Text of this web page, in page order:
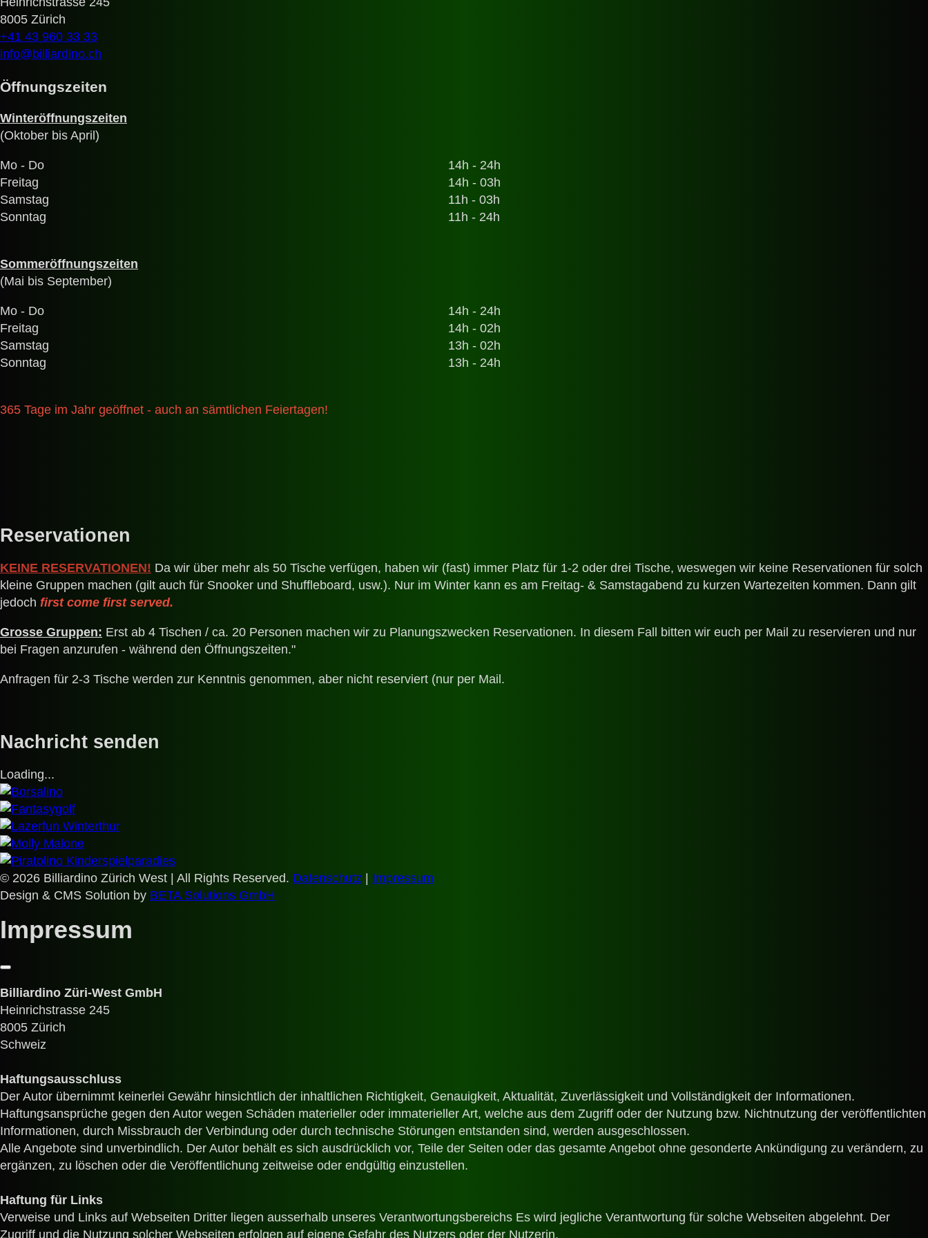
8005 Zürich
+41 43 960 33 33
info@billiardino.ch
Öffnungszeiten
Winteröffnungszeiten
(Oktober bis April)
Mo - Do
14h - 24h
Freitag
14h - 03h
Samstag
11h - 03h
Sonntag
11h - 24h
Sommeröffnungszeiten
(Mai bis September)
Mo - Do
14h - 24h
Freitag
14h - 02h
Samstag
13h - 02h
Sonntag
13h - 24h
365 Tage im Jahr geöffnet - auch an sämtlichen Feiertagen!
Reservationen
KEINE RESERVATIONEN! Da wir über mehr als 50 Tische verfügen, haben wir (fast) immer Platz für 1-2 oder drei Tische, weswegen wir keine Reservationen für solch
kleine Gruppen machen (gilt auch für Snooker und Shuffleboard, usw.). Nur im Winter kann es am Freitag- & Samstagabend zu kurzen Wartezeiten kommen. Dann gilt
jedoch first come first served.
Grosse Gruppen: Erst ab 4 Tischen / ca. 20 Personen machen wir zu Planungszwecken Reservationen. In diesem Fall bitten wir euch per Mail zu reservieren und nur
bei Fragen anzurufen - während den Öffnungszeiten."
Anfragen für 2-3 Tische werden zur Kenntnis genommen, aber nicht reserviert (nur per Mail.
Nachricht senden
Loading...
© 2026 Billiardino Zürich West | All Rights Reserved. Datenschutz
Impressum
Design & CMS Solution by BETA Solutions GmbH
Impressum
Billiardino Züri-West GmbH
Heinrichstrasse 245
8005 Zürich
Schweiz
Haftungsausschluss
Der Autor übernimmt keinerlei Gewähr hinsichtlich der inhaltlichen Richtigkeit, Genauigkeit, Aktualität, Zuverlässigkeit und Vollständigkeit der Informationen.
Haftungsansprüche gegen den Autor wegen Schäden materieller oder immaterieller Art, welche aus dem Zugriff oder der Nutzung bzw. Nichtnutzung der veröffentlichten
Informationen, durch Missbrauch der Verbindung oder durch technische Störungen entstanden sind, werden ausgeschlossen.
Alle Angebote sind unverbindlich. Der Autor behält es sich ausdrücklich vor, Teile der Seiten oder das gesamte Angebot ohne gesonderte Ankündigung zu verändern, zu
ergänzen, zu löschen oder die Veröffentlichung zeitweise oder endgültig einzustellen.
Haftung für Links
Verweise und Links auf Webseiten Dritter liegen ausserhalb unseres Verantwortungsbereichs Es wird jegliche Verantwortung für solche Webseiten abgelehnt. Der
Zugriff und die Nutzung solcher Webseiten erfolgen auf eigene Gefahr des Nutzers oder der Nutzerin.